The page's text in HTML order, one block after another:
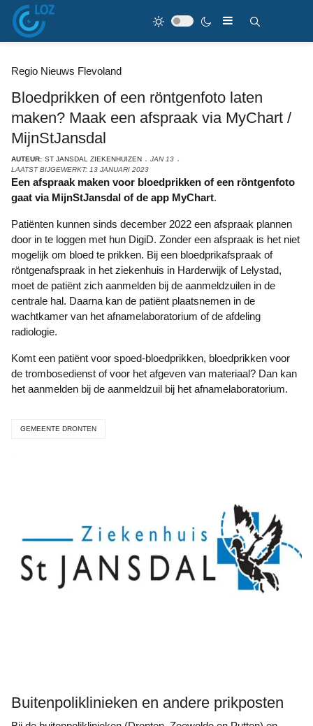
Regio Nieuws Flevoland
Bloedprikken of een röntgenfoto laten
maken? Maak een afspraak via MyChart /
MijnStJansdal
AUTEUR: ST JANSDAL ZIEKENHUIZEN
JAN 13
LAATST BIJGEWERKT: 13 JANUARI 2023
Een afspraak maken voor bloedprikken of een röntgenfoto
gaat via MijnStJansdal of de app MyChart.
Patiënten kunnen sinds december 2022 een afspraak plannen
door in te loggen met hun DigiD. Zonder een afspraak is het niet
mogelijk om bloed te prikken. Bij een bloedprikafspraak of
röntgenafspraak in het ziekenhuis in Harderwijk of Lelystad,
moet de patiënt zich aanmelden bij de aanmeldzuilen in de
centrale hal. Daarna kan de patiënt plaatsnemen in de
wachtkamer van het afnamelaboratorium of de afdeling
radiologie.
Komt een patiënt voor spoed-bloedprikken, bloedprikken voor
de trombosedienst of voor het afgeven van materiaal? Dan kan
het aanmelden bij de aanmeldzuil bij het afnamelaboratorium.
GEMEENTE DRONTEN
Buitenpoliklinieken en andere prikposten